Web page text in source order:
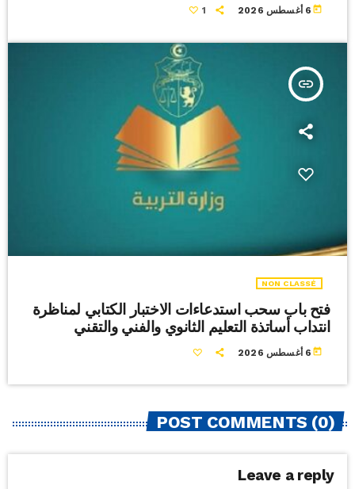
today 6 أغسطس 2026 1
insert_link
NON CLASSÉ
فتح باب سحب استدعاءات الاختبار الكتابي لمناظرة
انتداب أساتذة التعليم الثانوي والفني والتقني
today 6 أغسطس 2026
POST COMMENTS (0)
Leave a reply